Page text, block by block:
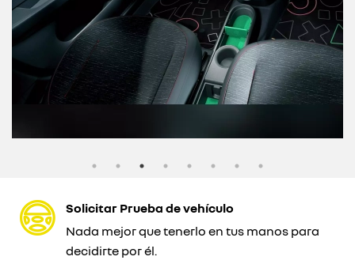
Solicitar Prueba de vehículo
Nada mejor que tenerlo en tus manos para
decidirte por él.